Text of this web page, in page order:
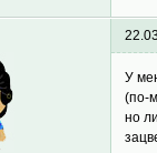
У
(по-
но